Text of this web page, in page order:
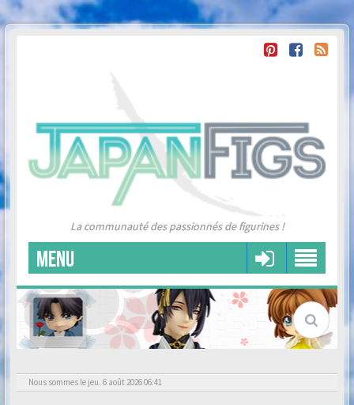
La communauté des passionnés de figurines !
MENU
Nous sommes le jeu. 6 août 2026 06:41